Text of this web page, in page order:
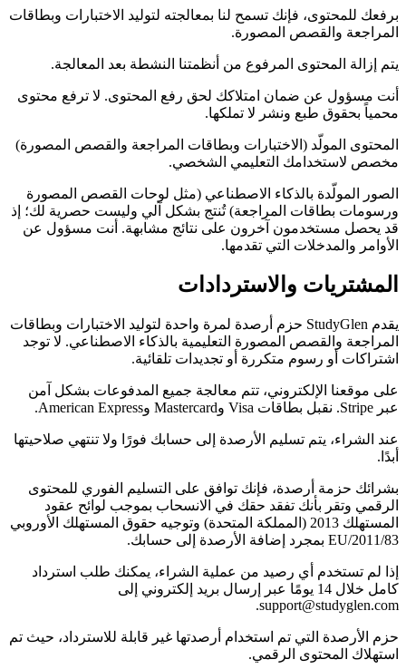
برفعك للمحتوى، فإنك تسمح لنا بمعالجته لتوليد الاختبارات وبطاقات
المراجعة والقصص المصورة.
يتم إزالة المحتوى المرفوع من أنظمتنا النشطة بعد المعالجة.
أنت مسؤول عن ضمان امتلاكك لحق رفع المحتوى. لا ترفع محتوى
محمياً بحقوق طبع ونشر لا تملكها.
المحتوى المولّد (الاختبارات وبطاقات المراجعة والقصص المصورة)
مخصص لاستخدامك التعليمي الشخصي.
الصور المولّدة بالذكاء الاصطناعي (مثل لوحات القصص المصورة
ورسومات بطاقات المراجعة) تُنتج بشكل آلي وليست حصرية لك؛ إذ
قد يحصل مستخدمون آخرون على نتائج مشابهة. أنت مسؤول عن
الأوامر والمدخلات التي تقدمها.
المشتريات والاستردادات
يقدم StudyGlen حزم أرصدة لمرة واحدة لتوليد الاختبارات وبطاقات
المراجعة والقصص المصورة التعليمية بالذكاء الاصطناعي. لا توجد
اشتراكات أو رسوم متكررة أو تجديدات تلقائية.
على موقعنا الإلكتروني، تتم معالجة جميع المدفوعات بشكل آمن
عبر Stripe. نقبل بطاقات Visa وMastercard وAmerican Express.
عند الشراء، يتم تسليم الأرصدة إلى حسابك فورًا ولا تنتهي صلاحيتها
أبدًا.
بشرائك حزمة أرصدة، فإنك توافق على التسليم الفوري للمحتوى
الرقمي وتقر بأنك تفقد حقك في الانسحاب بموجب لوائح عقود
المستهلك 2013 (المملكة المتحدة) وتوجيه حقوق المستهلك الأوروبي
2011/83/EU بمجرد إضافة الأرصدة إلى حسابك.
إذا لم تستخدم أي رصيد من عملية الشراء، يمكنك طلب استرداد
كامل خلال 14 يومًا عبر إرسال بريد إلكتروني إلى
support@studyglen.com.
حزم الأرصدة التي تم استخدام أرصدتها غير قابلة للاسترداد، حيث تم
استهلاك المحتوى الرقمي.